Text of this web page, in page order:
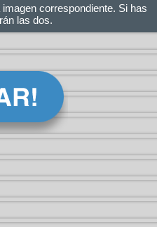
correspondiente. Si has
las dos.